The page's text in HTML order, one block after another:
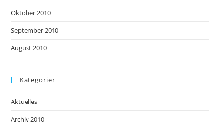
Oktober 2010
September 2010
August 2010
Kategorien
Aktuelles
Archiv 2010